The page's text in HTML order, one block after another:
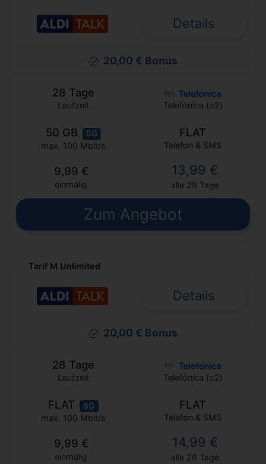
Details
20,00 € Bonus
28 Tage
Laufzeit Telefónica (o2)
50 GB 5G
max. 100 Mbit/s
FLAT
Telefon & SMS
9,99 €
einmalig
13,99 €
alle 28 Tage
Zum Angebot
Tarif M Unlimited
Details
20,00 € Bonus
28 Tage
Laufzeit Telefónica (o2)
FLAT 5G
max. 100 Mbit/s
FLAT
Telefon & SMS
9,99 €
einmalig
14,99 €
alle 28 Tage